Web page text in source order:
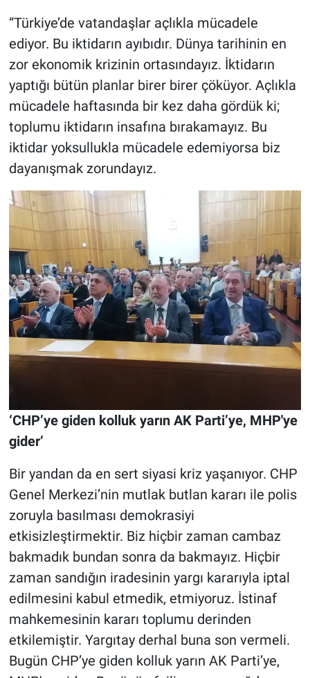
“Türkiye’de vatandaşlar açlıkla mücadele
ediyor. Bu iktidarın ayıbıdır. Dünya tarihinin en
zor ekonomik krizinin ortasındayız. İktidarın
yaptığı bütün planlar birer birer çöküyor. Açlıkla
mücadele haftasında bir kez daha gördük ki;
toplumu iktidarın insafına bırakamayız. Bu
iktidar yoksullukla mücadele edemiyorsa biz
dayanışmak zorundayız.
‘CHP’ye giden kolluk yarın AK Parti’ye, MHP'ye
gider’
Bir yandan da en sert siyasi kriz yaşanıyor. CHP
Genel Merkezi’nin mutlak butlan kararı ile polis
zoruyla basılması demokrasiyi
etkisizleştirmektir. Biz hiçbir zaman cambaz
bakmadık bundan sonra da bakmayız. Hiçbir
zaman sandığın iradesinin yargı kararıyla iptal
edilmesini kabul etmedik, etmiyoruz. İstinaf
mahkemesinin kararı toplumu derinden
etkilemiştir. Yargıtay derhal buna son vermeli.
Bugün CHP’ye giden kolluk yarın AK Parti’ye,